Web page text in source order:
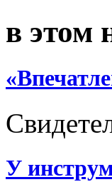
в этом
У